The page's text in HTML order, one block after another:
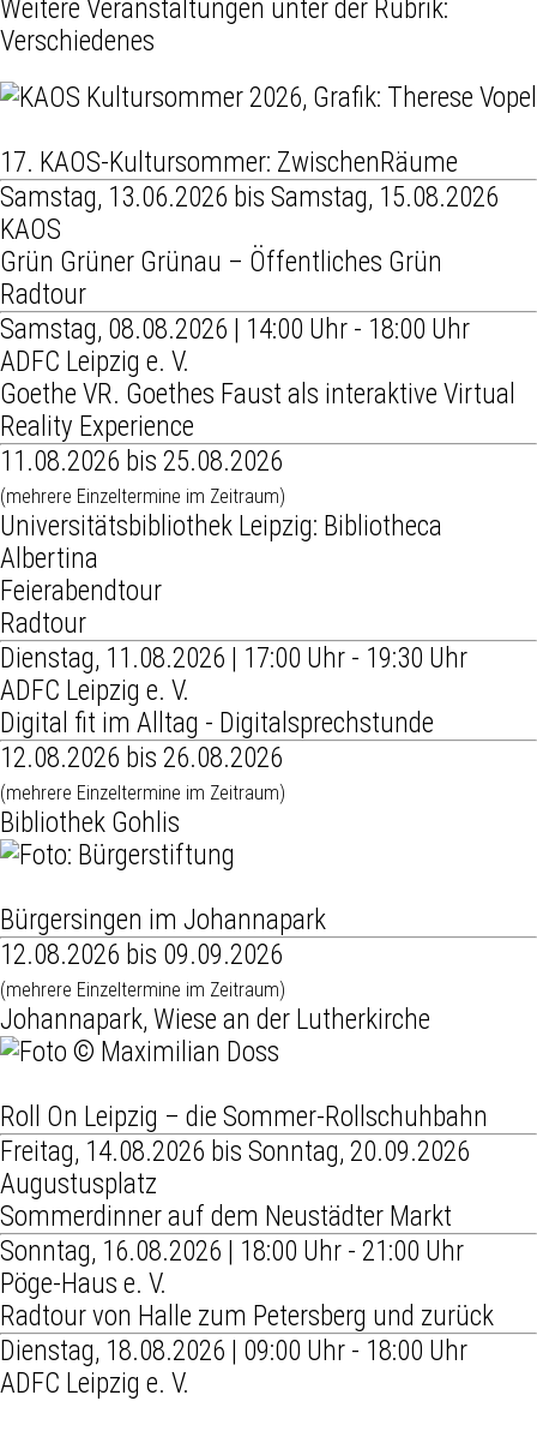
Weitere Veranstaltungen unter der Rubrik:
Verschiedenes
17. KAOS-Kultursommer: ZwischenRäume
Samstag, 13.06.2026 bis Samstag, 15.08.2026
KAOS
Grün Grüner Grünau – Öffentliches Grün
Radtour
Samstag, 08.08.2026 | 14:00 Uhr - 18:00 Uhr
ADFC Leipzig e. V.
Goethe VR. Goethes Faust als interaktive Virtual
Reality Experience
11.08.2026 bis 25.08.2026
(mehrere Einzeltermine im Zeitraum)
Universitätsbibliothek Leipzig: Bibliotheca
Albertina
Feierabendtour
Radtour
Dienstag, 11.08.2026 | 17:00 Uhr - 19:30 Uhr
ADFC Leipzig e. V.
Digital fit im Alltag - Digitalsprechstunde
12.08.2026 bis 26.08.2026
(mehrere Einzeltermine im Zeitraum)
Bibliothek Gohlis
Bürgersingen im Johannapark
12.08.2026 bis 09.09.2026
(mehrere Einzeltermine im Zeitraum)
Johannapark, Wiese an der Lutherkirche
Roll On Leipzig – die Sommer-Rollschuhbahn
Freitag, 14.08.2026 bis Sonntag, 20.09.2026
Augustusplatz
Sommerdinner auf dem Neustädter Markt
Sonntag, 16.08.2026 | 18:00 Uhr - 21:00 Uhr
Pöge-Haus e. V.
Radtour von Halle zum Petersberg und zurück
Dienstag, 18.08.2026 | 09:00 Uhr - 18:00 Uhr
ADFC Leipzig e. V.